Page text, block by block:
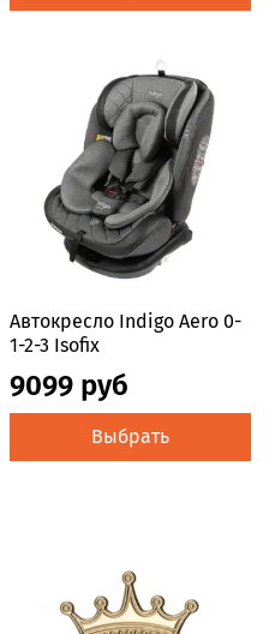
Автокресло Indigo Aero 0-
1-2-3 Isofix
9099 руб
Выбрать